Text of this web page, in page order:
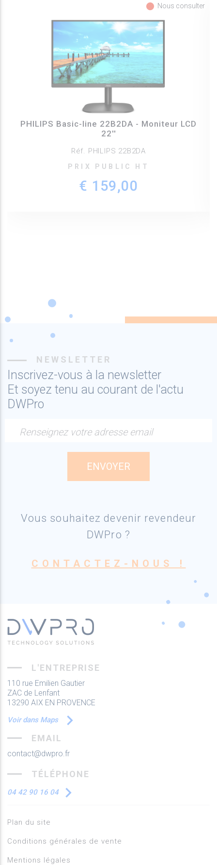
fiber_manual_record Nous consulter
PHILIPS Basic-line 22B2DA - Moniteur LCD
22''
Réf. PHILIPS 22B2DA
PRIX PUBLIC HT
€ 159,00
NEWSLETTER
Inscrivez-vous à la newsletter
Et soyez tenu au courant de l'actu
DWPro
Renseignez votre adresse email
Vous souhaitez devenir revendeur
DWPro ?
CONTACTEZ-NOUS !
L'ENTREPRISE
110 rue Emilien Gautier
ZAC de Lenfant
13290 AIX EN PROVENCE
Voir dans Maps
EMAIL
contact@dwpro.fr
TÉLÉPHONE
04 42 90 16 04
Plan du site
Conditions générales de vente
Mentions légales